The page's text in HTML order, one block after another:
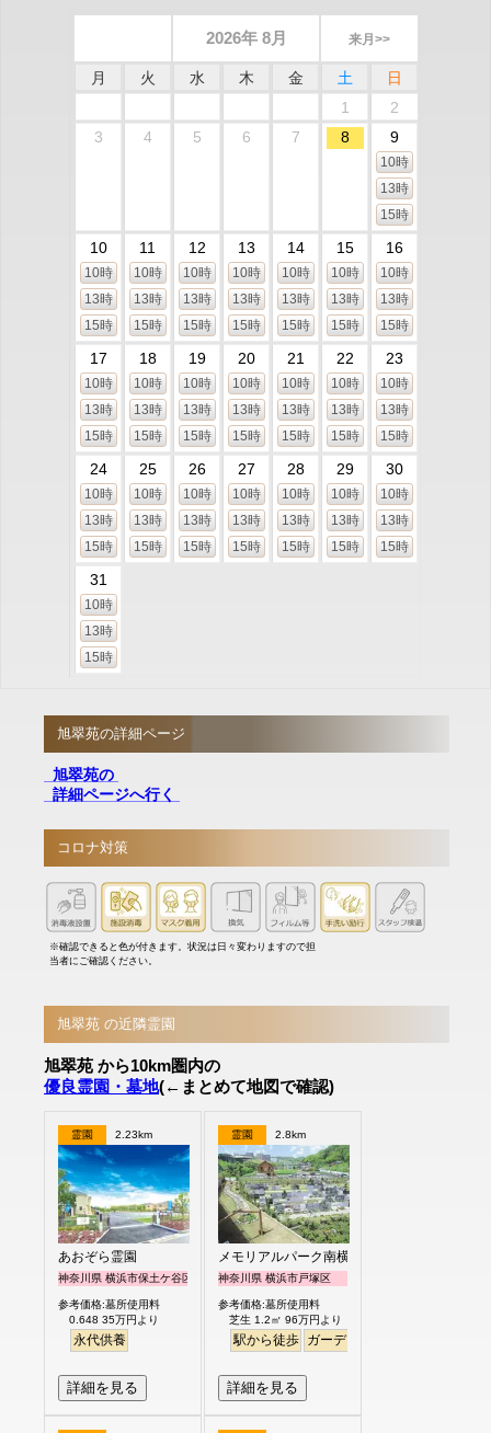
2026年 8月 来月>>
月 火 水 木 金 土
日
1
2
3
4 5 6 7 8 9
10時
13時
15時
10
10時
13時
15時
11
10時
13時
15時
12
10時
13時
15時
13
10時
13時
15時
14
10時
13時
15時
15
10時
13時
15時
16
10時
13時
15時
17
10時
13時
15時
18
10時
13時
15時
19
10時
13時
15時
20
10時
13時
15時
21
10時
13時
15時
22
10時
13時
15時
23
10時
13時
15時
24
10時
13時
15時
25
10時
13時
15時
26
10時
13時
15時
27
10時
13時
15時
28
10時
13時
15時
29
10時
13時
15時
30
10時
13時
15時
31
10時
13時
15時
旭翠苑の詳細ページ
旭翠苑の
詳細ページへ行く
コロナ対策
※確認できると色が付きます。状況は日々変わりますので担
当者にご確認ください。
旭翠苑 の近隣霊園
旭翠苑 から10km圏内の
優良霊園・墓地(←まとめて地図で確認)
霊園 2.23km
あおぞら霊園
神奈川県 横浜市保土ケ谷区
参考価格:墓所使用料
0.648 35万円より
永代供養
詳細を見る
霊園 2.8km
メモリアルパーク南横浜
神奈川県 横浜市戸塚区
参考価格:墓所使用料
芝生 1.2㎡ 96万円より
駅から徒歩 ガーデニング
詳細を見る